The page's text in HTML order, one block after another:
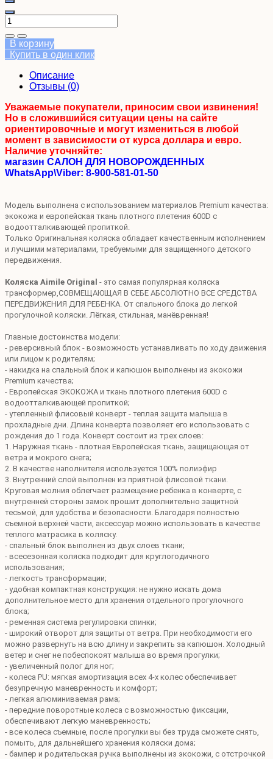
В корзину
Купить в один клик
Описание
Отзывы (0)
Уважаемые покупатели, приносим свои извинения!
Но в сложившийся ситуации цены на сайте
ориентировочные и могут измениться в любой
момент в зависимости от курса доллара и евро.
Наличие уточняйте:
магазин САЛОН ДЛЯ НОВОРОЖДЕННЫХ
WhatsApp\Viber: 8-900-581-01-50
Модель выполнена с использованием материалов Premium качества:
экокожа и европейская ткань плотного плетения 600D с
водоотталкивающей пропиткой.
Только Оригинальная коляска обладает качественным исполнением
и лучшими материалами, требуемыми для защищенного детского
передвижения.
Коляска Aimile Original - это самая популярная коляска
трансформер,СОВМЕЩАЮЩАЯ В СЕБЕ АБСОЛЮТНО ВСЕ СРЕДСТВА
ПЕРЕДВИЖЕНИЯ ДЛЯ РЕБЕНКА. От спального блока до легкой
прогулочной коляски. Лёгкая, стильная, манёвренная!
Главные достоинства модели:
- реверсивный блок - возможность устанавливать по ходу движения
или лицом к родителям;
- накидка на спальный блок и капюшон выполнены из экокожи
Premium качества;
- Европейская ЭКОКОЖА и ткань плотного плетения 600D с
водоотталкивающей пропиткой;
- утепленный флисовый конверт - теплая защита малыша в
прохладные дни. Длина конверта позволяет его использовать с
рождения до 1 года. Конверт состоит из трех слоев:
1. Наружная ткань - плотная Европейская ткань, защищающая от
ветра и мокрого снега;
2. В качестве наполнителя используется 100% полиэфир
3. Внутренний слой выполнен из приятной флисовой ткани.
Круговая молния облегчает размещение ребенка в конверте, с
внутренней стороны замок прошит дополнительно защитной
тесьмой, для удобства и безопасности. Благодаря полностью
съемной верхней части, аксессуар можно использовать в качестве
теплого матрасика в коляску.
- спальный блок выполнен из двух слоев ткани;
- всесезонная коляска подходит для круглогодичного
использования;
- легкость трансформации;
- удобная компактная конструкция: не нужно искать дома
дополнительное место для хранения отдельного прогулочного
блока;
- ременная система регулировки спинки;
- широкий отворот для защиты от ветра. При необходимости его
можно развернуть на всю длину и закрепить за капюшон. Холодный
ветер и снег не побеспокоят малыша во время прогулки;
- увеличенный полог для ног;
- колеса PU: мягкая амортизация всех 4-х колес обеспечивает
безупречную маневренность и комфорт;
- легкая алюминиваемая рама;
- передние поворотные колеса с возможностью фиксации,
обеспечивают легкую маневренность;
- все колеса съемные, после прогулки вы без труда сможете снять,
помыть, для дальнейшего хранения коляски дома;
- бампер и родительская ручка выполнены из экокожи, с отстрочкой